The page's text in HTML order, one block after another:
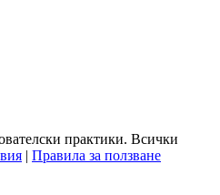
практики. Всички
| Правила за ползване